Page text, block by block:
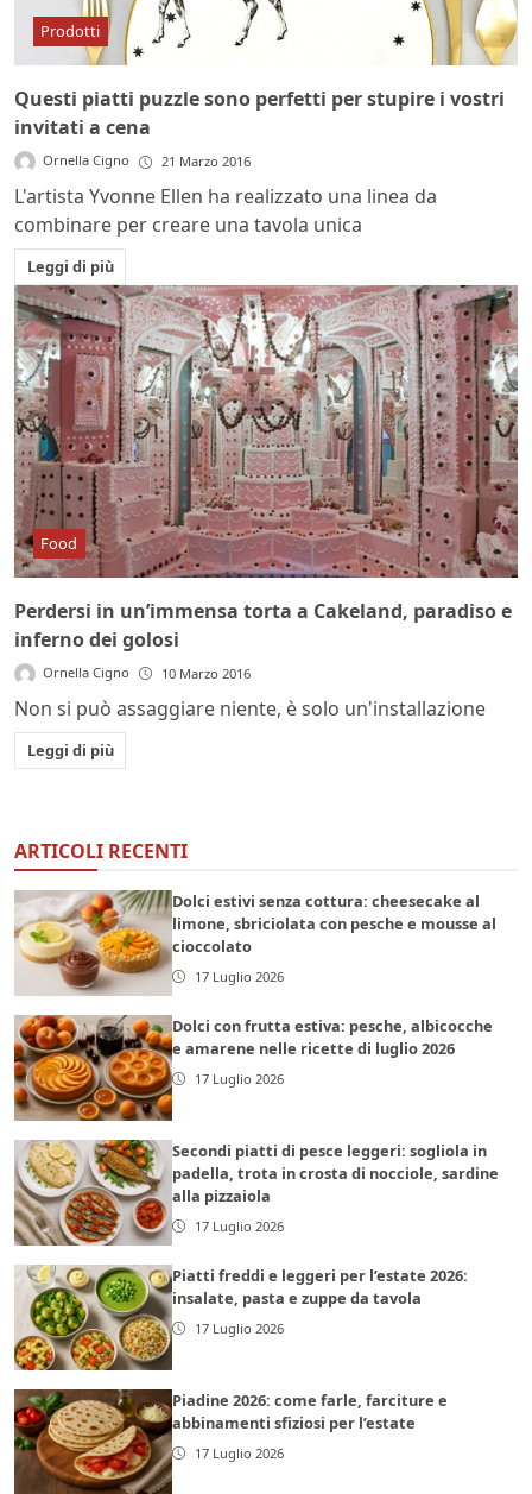
Prodotti
Questi piatti puzzle sono perfetti per stupire i vostri
invitati a cena
Ornella Cigno 21 Marzo 2016
L'artista Yvonne Ellen ha realizzato una linea da
combinare per creare una tavola unica
Leggi di più
Food
Perdersi in un’immensa torta a Cakeland, paradiso e
inferno dei golosi
Ornella Cigno 10 Marzo 2016
Non si può assaggiare niente, è solo un'installazione
Leggi di più
ARTICOLI RECENTI
Dolci estivi senza cottura: cheesecake al
limone, sbriciolata con pesche e mousse al
cioccolato
17 Luglio 2026
Dolci con frutta estiva: pesche, albicocche
e amarene nelle ricette di luglio 2026
17 Luglio 2026
Secondi piatti di pesce leggeri: sogliola in
padella, trota in crosta di nocciole, sardine
alla pizzaiola
17 Luglio 2026
Piatti freddi e leggeri per l’estate 2026:
insalate, pasta e zuppe da tavola
17 Luglio 2026
Piadine 2026: come farle, farciture e
abbinamenti sfiziosi per l’estate
17 Luglio 2026